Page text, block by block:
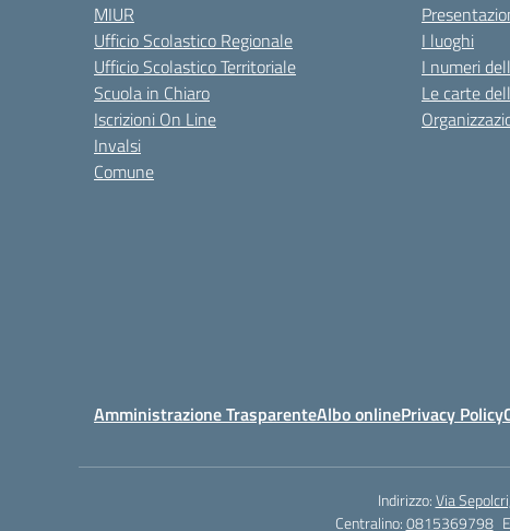
MIUR
Ufficio Scolastico Regionale
Ufficio Scolastico Territoriale
Scuola in Chiaro
Iscrizioni On Line
Invalsi
Comune
I luoghi
I numeri
Le carte
Amministrazione TrasparenteAlbo onlinePrivacy Policy
Indirizzo:Via
Centralino:0815369798